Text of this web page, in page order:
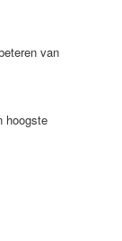
van
hoogste